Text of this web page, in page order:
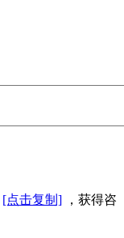
[点击复制] ，获得咨